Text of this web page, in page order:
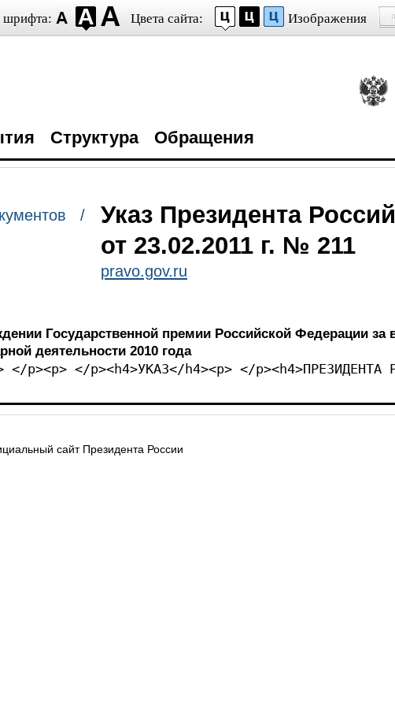
шрифта: Цвета сайта: Изображения
Структура Обращения
/
Указ Президента
от 23.02.2011 г. № 211
pravo.gov.ru
Государственной премии Российской Федерации
деятельности 2010 года
</p><p> </p><h4>УКАЗ</h4><p> </
сайт Президента России